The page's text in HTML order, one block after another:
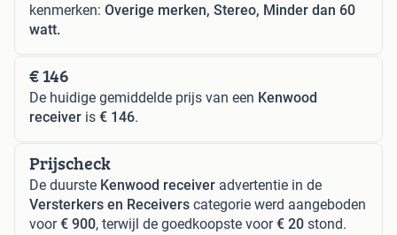
kenmerken: Overige merken, Stereo, Minder dan 60
watt.
€ 146
De huidige gemiddelde prijs van een Kenwood
receiver is € 146.
Prijscheck
De duurste Kenwood receiver advertentie in de
Versterkers en Receivers categorie werd aangeboden
voor€ 900, terwijl de goedkoopste voor€ 20 stond.